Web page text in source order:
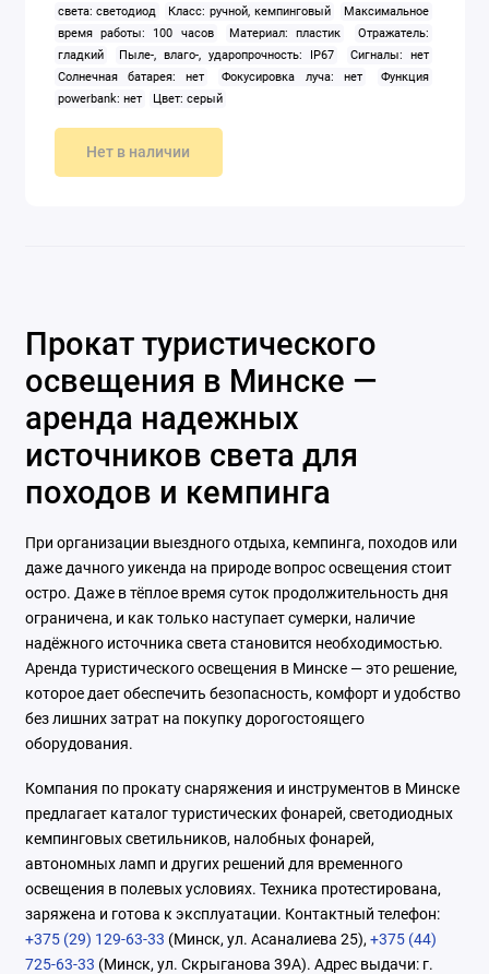
света: светодиод Класс: ручной, кемпинговый
Максимальное
время работы: 100 часов
Материал: пластик
Отражатель:
гладкий
Пыле-, влаго-, ударопрочность: IP67
Сигналы: нет
Солнечная батарея: нет
Фокусировка луча: нет
Функция
powerbank: нет
Цвет: серый
Нет в наличии
Прокат туристического
освещения в Минске —
аренда надежных
источников света для
походов и кемпинга
При организации выездного отдыха, кемпинга, походов или
даже дачного уикенда на природе вопрос освещения стоит
остро. Даже в тёплое время суток продолжительность дня
ограничена, и как только наступает сумерки, наличие
надёжного источника света становится необходимостью.
Аренда туристического освещения в Минске — это решение,
которое дает обеспечить безопасность, комфорт и удобство
без лишних затрат на покупку дорогостоящего
оборудования.
Компания по прокату снаряжения и инструментов в Минске
предлагает каталог туристических фонарей, светодиодных
кемпинговых светильников, налобных фонарей,
автономных ламп и других решений для временного
освещения в полевых условиях. Техника протестирована,
заряжена и готова к эксплуатации. Контактный телефон:
+375 (29) 129-63-33 (Минск, ул. Асаналиева 25), +375 (44)
725-63-33 (Минск, ул. Скрыганова 39А). Адрес выдачи: г.